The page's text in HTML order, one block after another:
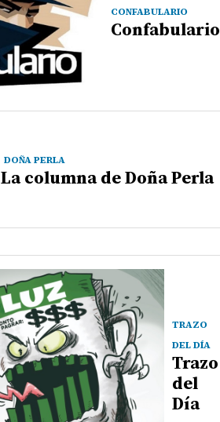
CONFABULARIO
Confabulario
DOÑA PERLA
La columna de Doña Perla
TRAZO
DEL DÍA
Trazo
del
Día